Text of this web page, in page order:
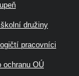
družiny
pracovníci
ochranu OÚ